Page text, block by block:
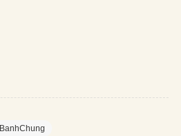
BanhChung